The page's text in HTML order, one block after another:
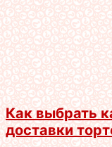
Как выбрать
доставки